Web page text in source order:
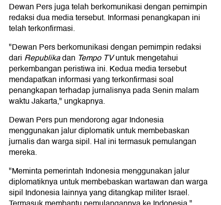
Dewan Pers juga telah berkomunikasi dengan pemimpin
redaksi dua media tersebut. Informasi penangkapan ini
telah terkonfirmasi.
"Dewan Pers berkomunikasi dengan pemimpin redaksi
dari Republikadan Tempo TVuntuk mengetahui
perkembangan peristiwa ini. Kedua media tersebut
mendapatkan informasi yang terkonfirmasi soal
penangkapan terhadap jurnalisnya pada Senin malam
waktu Jakarta," ungkapnya.
Dewan Pers pun mendorong agar Indonesia
menggunakan jalur diplomatik untuk membebaskan
jurnalis dan warga sipil. Hal ini termasuk pemulangan
mereka.
"Meminta pemerintah Indonesia menggunakan jalur
diplomatiknya untuk membebaskan wartawan dan warga
sipil Indonesia lainnya yang ditangkap militer Israel.